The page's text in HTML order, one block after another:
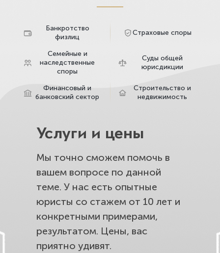
Банкротство
физлиц
Страховые споры
Семейные и
наследственные
споры
Суды общей
юрисдикции
Финансовый и
банковский сектор
Строительство и
недвижимость
Услуги и цены
Мы точно сможем помочь в
вашем вопросе по данной
теме. У нас есть опытные
юристы со стажем от 10 лет и
конкретными примерами,
результатом. Цены, вас
приятно удивят.